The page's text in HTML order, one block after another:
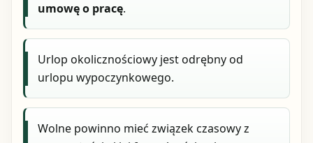
umowę o pracę.
Urlop okolicznościowy jest odrębny od
urlopu wypoczynkowego.
Wolne powinno mieć związek czasowy z